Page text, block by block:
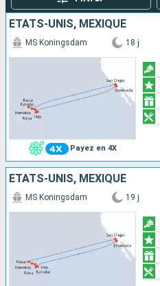
ÉTATS-UNIS, MEXIQUE
Payez en 4X
MS Koningsdam 18 j
ÉTATS-UNIS, MEXIQUE
MS Koningsdam 19 j